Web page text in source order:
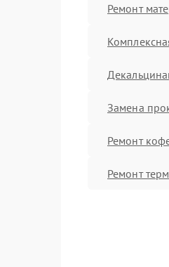
Ремонт
Замена
Ремонт
Ремонт